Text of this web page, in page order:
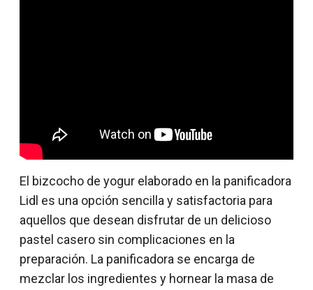
El bizcocho de yogur elaborado en la panificadora
Lidl es una opción sencilla y satisfactoria para
aquellos que desean disfrutar de un delicioso
pastel casero sin complicaciones en la
preparación. La panificadora se encarga de
mezclar los ingredientes y hornear la masa de